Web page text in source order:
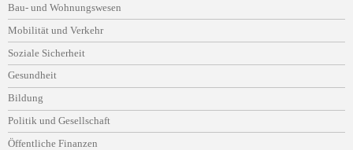
Bau- und Wohnungswesen
Mobilität und Verkehr
Soziale Sicherheit
Gesundheit
Bildung
Politik und Gesellschaft
Öffentliche Finanzen